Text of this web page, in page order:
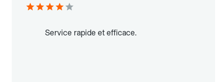
Service rapide et efficace.